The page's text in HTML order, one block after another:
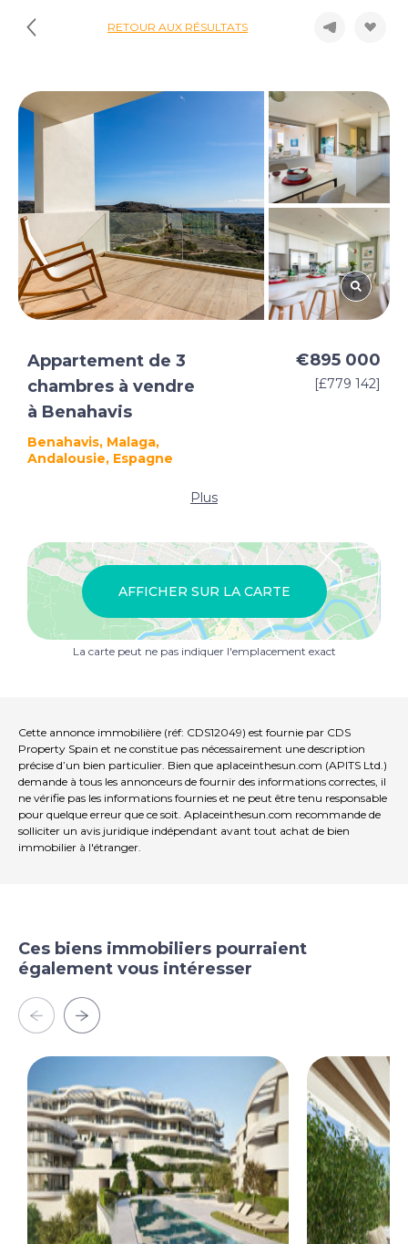
RETOUR AUX RÉSULTATS
Appartement de 3
chambres à vendre
à Benahavis
Benahavis, Malaga,
Andalousie, Espagne
€895 000
[£779 142]
Plus
AFFICHER SUR LA CARTE
La carte peut ne pas indiquer l'emplacement exact
Cette annonce immobilière (réf: CDS12049) est fournie par CDS
Property Spain et ne constitue pas nécessairement une description
précise d’un bien particulier. Bien que aplaceinthesun.com (APITS Ltd.)
demande à tous les annonceurs de fournir des informations correctes, il
ne vérifie pas les informations fournies et ne peut être tenu responsable
pour quelque erreur que ce soit. Aplaceinthesun.com recommande de
solliciter un avis juridique indépendant avant tout achat de bien
immobilier à l'étranger.
Ces biens immobiliers pourraient
également vous intéresser